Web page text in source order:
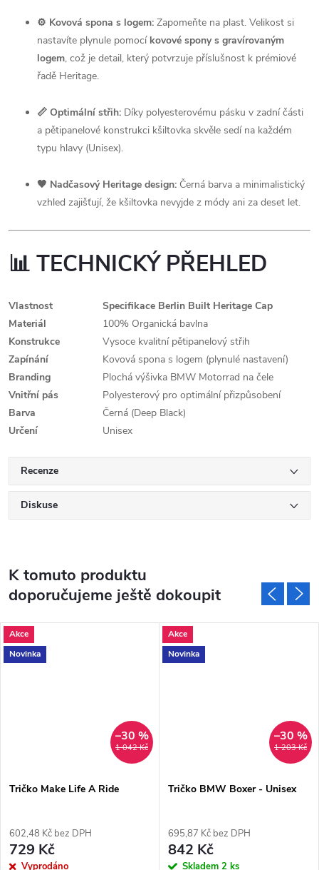
⚙️ Kovová spona s logem: Zapomeňte na plast. Velikost si
nastavíte plynule pomocí kovové spony s gravírovaným
logem, což je detail, který potvrzuje příslušnost k prémiové
řadě Heritage.
📏 Optimální střih: Díky polyesterovému pásku v zadní části
a pětipanelové konstrukci kšiltovka skvěle sedí na každém
typu hlavy (Unisex).
🖤 Nadčasový Heritage design: Černá barva a minimalistický
vzhled zajišťují, že kšiltovka nevyjde z módy ani za deset let.
📊 TECHNICKÝ PŘEHLED
Vlastnost
Specifikace Berlin Built Heritage Cap
Materiál
100% Organická bavlna
Konstrukce
Vysoce kvalitní pětipanelový střih
Zapínání
Kovová spona s logem (plynulé nastavení)
Branding
Plochá výšivka BMW Motorrad na čele
Vnitřní pás
Polyesterový pro optimální přizpůsobení
Barva
Černá (Deep Black)
Určení
Unisex
Recenze
Diskuse
K tomuto produktu
doporučujeme ještě dokoupit
Akce
Novinka
1 042 Kč
–30 %
Tričko Make Life A Ride
602,48 Kč bez DPH
729 Kč
Vyprodáno
Akce
Novinka
1 203 Kč
–30 %
Tričko BMW Boxer - Unisex
695,87 Kč bez DPH
842 Kč
Skladem 2 ks